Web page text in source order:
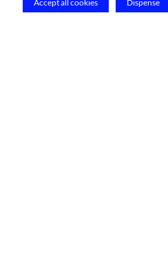
Accept all cookies Dispense